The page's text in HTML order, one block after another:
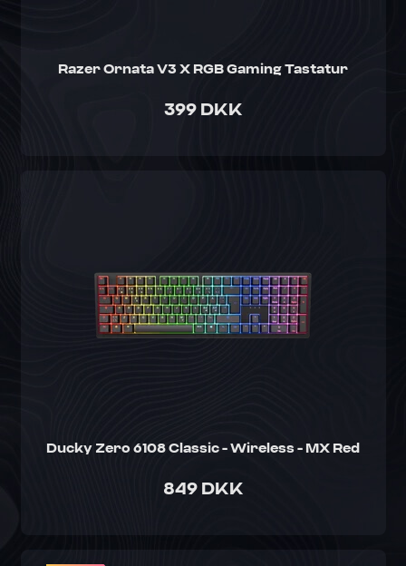
Razer Ornata V3 X RGB Gaming Tastatur
399 DKK
Ducky Zero 6108 Classic - Wireless - MX Red
849 DKK